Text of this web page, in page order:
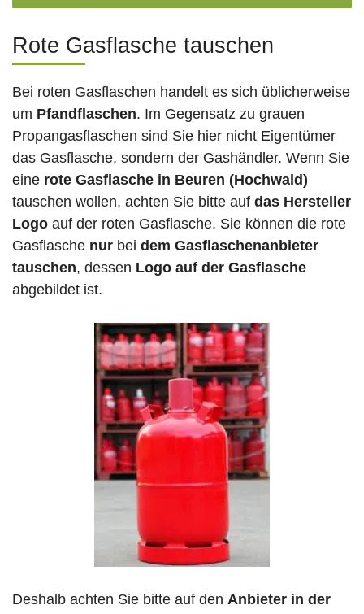
Rote Gasflasche tauschen
Bei roten Gasflaschen handelt es sich üblicherweise
um Pfandflaschen. Im Gegensatz zu grauen
Propangasflaschen sind Sie hier nicht Eigentümer
das Gasflasche, sondern der Gashändler. Wenn Sie
eine rote Gasflasche in Beuren (Hochwald)
tauschen wollen, achten Sie bitte auf das Hersteller
Logo auf der roten Gasflasche. Sie können die rote
Gasflasche nur bei dem Gasflaschenanbieter
tauschen, dessen Logo auf der Gasflasche
abgebildet ist.
Deshalb achten Sie bitte auf den Anbieter in der